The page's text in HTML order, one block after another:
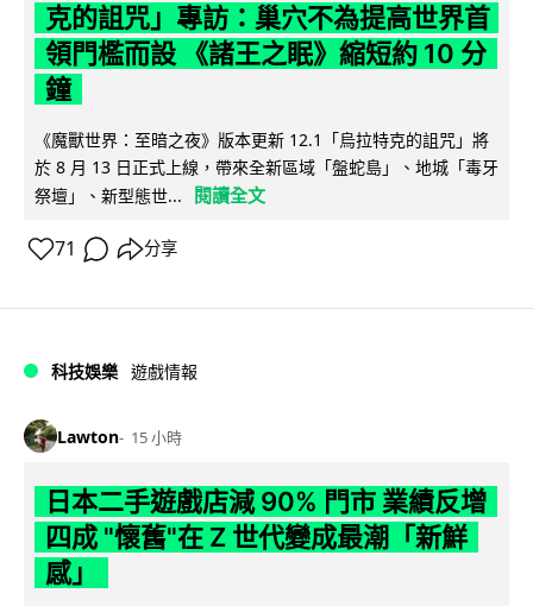
克的詛咒」專訪：巢穴不為提高世界首
領門檻而設 《諸王之眠》縮短約 10 分
鐘
《魔獸世界：至暗之夜》版本更新 12.1「烏拉特克的詛咒」將
於 8 月 13 日正式上線，帶來全新區域「盤蛇島」、地城「毒牙
祭壇」、新型態世...
閱讀全文
71 分享
科技娛樂 遊戲情報
Lawton 15 小時
日本二手遊戲店減 90% 門市 業績反增
四成 "懷舊"在 Z 世代變成最潮「新鮮
感」